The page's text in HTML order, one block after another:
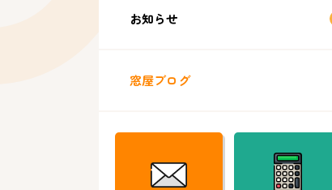
お知らせ
窓屋ブログ